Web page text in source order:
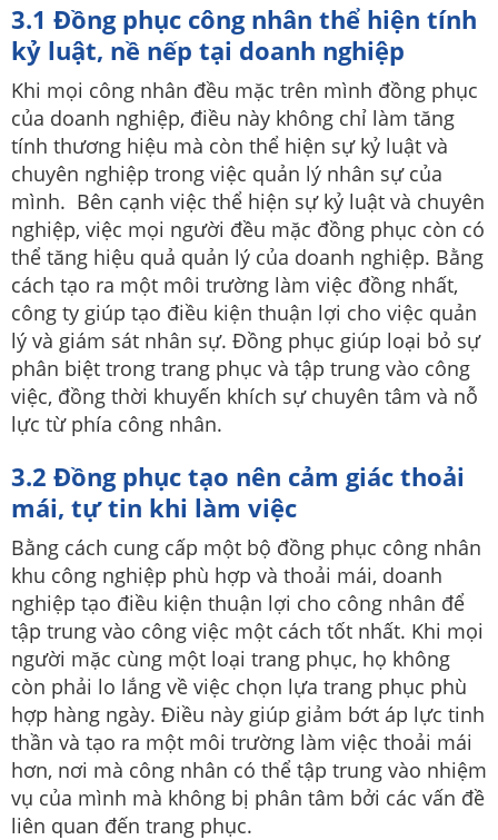
3.1 Đồng phục công nhân thể hiện tính
kỷ luật, nề nếp tại doanh nghiệp
Khi mọi công nhân đều mặc trên mình đồng phục
của doanh nghiệp, điều này không chỉ làm tăng
tính thương hiệu mà còn thể hiện sự kỷ luật và
chuyên nghiệp trong việc quản lý nhân sự của
mình. Bên cạnh việc thể hiện sự kỷ luật và chuyên
nghiệp, việc mọi người đều mặc đồng phục còn có
thể tăng hiệu quả quản lý của doanh nghiệp. Bằng
cách tạo ra một môi trường làm việc đồng nhất,
công ty giúp tạo điều kiện thuận lợi cho việc quản
lý và giám sát nhân sự. Đồng phục giúp loại bỏ sự
phân biệt trong trang phục và tập trung vào công
việc, đồng thời khuyến khích sự chuyên tâm và nỗ
lực từ phía công nhân.
3.2 Đồng phục tạo nên cảm giác thoải
mái, tự tin khi làm việc
Bằng cách cung cấp một bộ đồng phục công nhân
khu công nghiệp phù hợp và thoải mái, doanh
nghiệp tạo điều kiện thuận lợi cho công nhân để
tập trung vào công việc một cách tốt nhất. Khi mọi
người mặc cùng một loại trang phục, họ không
còn phải lo lắng về việc chọn lựa trang phục phù
hợp hàng ngày. Điều này giúp giảm bớt áp lực tinh
thần và tạo ra một môi trường làm việc thoải mái
hơn, nơi mà công nhân có thể tập trung vào nhiệm
vụ của mình mà không bị phân tâm bởi các vấn đề
liên quan đến trang phục.